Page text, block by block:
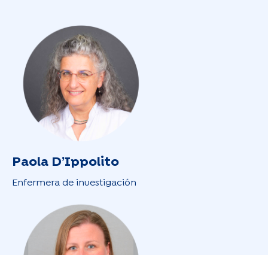
Paola D’Ippolito
Enfermera de investigación